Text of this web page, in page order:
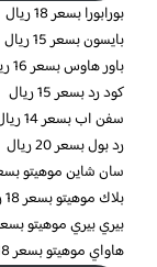
بورابورا بسعر 18 ريال
بايسون بسعر 15 ريال
باور هاوس بسعر 16 ريال
كود رد بسعر 15 ريال
سفن اب بسعر 14 ريال
رد بول بسعر 20 ريال
سان شاين موهيتو بسعر 18
بلاك موهيتو بسعر 18 ريال
بيري بيري موهيتو بسعر 18
هاواي موهيتو بسعر 18 ريال